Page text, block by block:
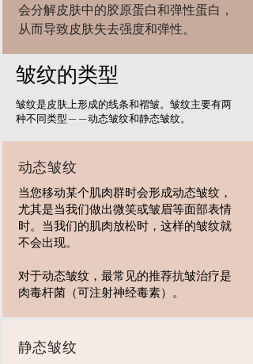
会分解皮肤中的胶原蛋白和弹性蛋白，
从而导致皮肤失去强度和弹性。
皱纹的类型
皱纹是皮肤上形成的线条和褶皱。皱纹主要有两
种不同类型——动​​态皱纹和静态皱纹。
动态皱纹
当您移动某个肌肉群时会形成动态皱纹，
尤其是当我们做出微笑或皱眉等面部表情
时。当我们的肌肉放松时，这样的皱纹就
不会出现。
对于动态皱纹，最常见的推荐抗皱治疗是
肉毒杆菌（可注射神经毒素）。
静态皱纹